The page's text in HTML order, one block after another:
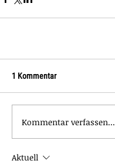
1 Kommentar
Kommentar verfassen...
Aktuell